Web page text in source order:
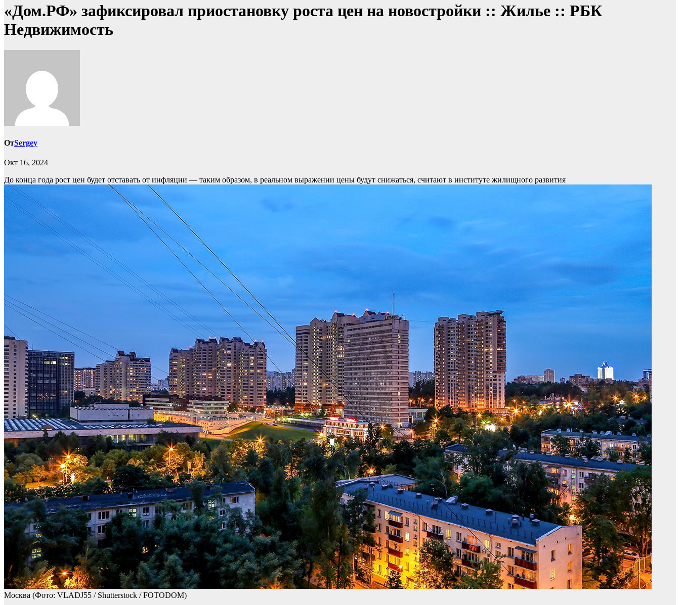
«Дом.РФ» зафиксировал приостановку роста цен на новостройки :: Жилье :: РБК
Недвижимость
ОтSergey
Окт 16, 2024
До конца года рост цен будет отставать от инфляции — таким образом, в реальном выражении цены будут снижаться, считают в институте жилищного развития
Москва (Фото: VLADJ55 / Shutterstock / FOTODOM)